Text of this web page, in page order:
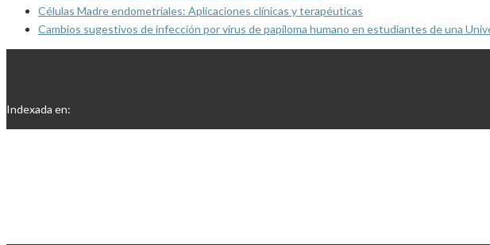
Células Madre endometriales: Aplicaciones clínicas y terapéuticas
Cambios sugestivos de infección por virus de papiloma humano en estudiantes de una
Indexada en: